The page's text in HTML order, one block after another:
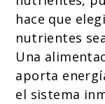
hace que
nutrientes
Una
aporta
el sistema